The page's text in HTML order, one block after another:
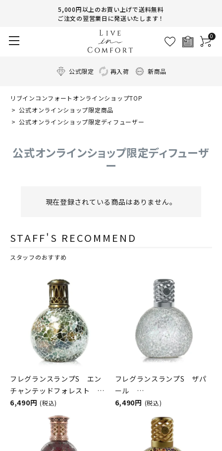
5,000円以上のお買い上げで送料無料
ご注文の翌営業日に発送いたします！
0
公式限定 再入荷 新商品
リブインコンフォートオンラインショップTOP
公式オンラインショップ限定商品
公式オンラインショップ限定ディフューザー
公式オンラインショップ限定ディフューザ
ー
現在登録されている商品はありません。
STAFF'S RECOMMEND
スタッフのおすすめ
フレグランスランプS エン
チャンテッドフォレスト
ASHLEIGH&BURWOOD（ア
シュレイアンドバーウッド）
6,490円 (税込)
フレグランスランプS ザパ
ール
ASHLEIGH&BURWOOD（ア
6,490円 (税込)